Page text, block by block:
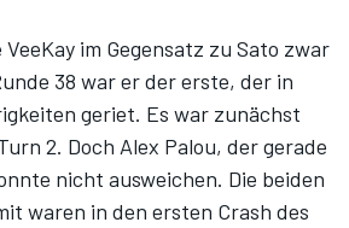
im Gegensatz zu Sato zwar
38 war er der erste, der in
geriet. Es war zunächst
2. Doch Alex Palou, der gerade
nicht ausweichen. Die beiden
waren in den ersten Crash des